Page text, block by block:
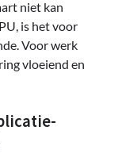
niet kan
is het voor
Voor werk
vloeiend en